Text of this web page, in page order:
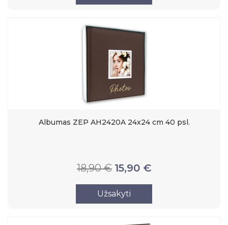
Albumas ZEP AH2420A 24x24 cm 40 psl.
18,90 € 15,90 €
Užsakyti